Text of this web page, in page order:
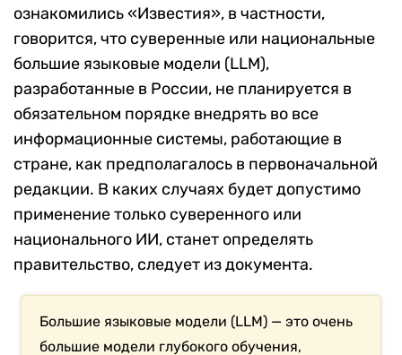
ознакомились «Известия», в частности,
говорится, что суверенные или национальные
большие языковые модели (LLM),
разработанные в России, не планируется в
обязательном порядке внедрять во все
информационные системы, работающие в
стране, как предполагалось в первоначальной
редакции. В каких случаях будет допустимо
применение только суверенного или
национального ИИ, станет определять
правительство, следует из документа.
Большие языковые модели (LLM) — это очень
большие модели глубокого обучения,